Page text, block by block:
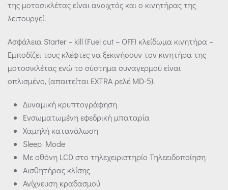
της μοτοσικλέτας είναι ανοιχτός και ο κινητήρας της
λειτουργεί.
Ασφάλεια Starter – kill (Fuel cut – OFF) κλείδωμα κινητήρα –
Εμποδίζει τους κλέφτες να ξεκινήσουν τον κινητήρα της
μοτοσικλέτας ενώ το σύστημα συναγερμού είναι
οπλισμένο, (απαιτείται ΕΧΤRΑ ρελέ MD-5).
Δυναμική κρυπτογράφηση
Ενσωματωμένη εφεδρική μπαταρία
Xαμηλή κατανάλωση
Sleep Mode
Mε οθόνη LCD στο τηλεχειριστηρίο Τηλεειδοποίηση
Αισθητήρας κλίσης
Ανίχνευση κραδασμού